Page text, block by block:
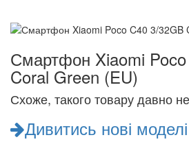
Смартфон Xiaomi
Coral Green (EU)
Схоже, такого товару давно
Дивитись нові моделі